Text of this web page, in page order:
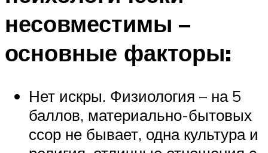
несовместимы –
основные факторы:
Нет искры. Физиология – на 5
баллов, материально-бытовых
ссор не бывает, одна культура и